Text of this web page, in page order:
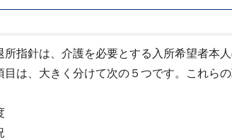
指針は、介護を必要とする入所希望者本
は、大きく分けて次の５つです。これら